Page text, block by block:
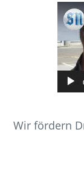
Wir fördern